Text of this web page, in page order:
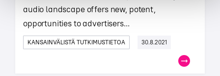
audio landscape offers new, potent,
opportunities to advertisers...
KANSAINVÄLISTÄ TUTKIMUSTIETOA 30.8.2021